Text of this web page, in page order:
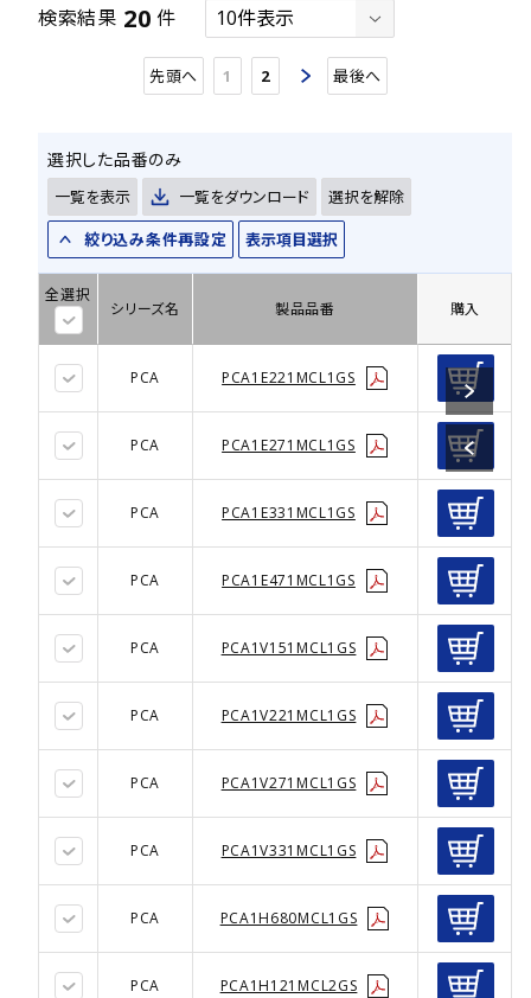
検索結果 20 件
先頭へ 1 2 最後へ
選択した品番のみ
一覧を表示 一覧をダウンロード
選択を解除
絞り込み条件再設定
表示項目選択
全選択
シリーズ名 製品品番 購入
PCA PCA1E221MCL1GS
PCA PCA1E271MCL1GS
PCA PCA1E331MCL1GS
PCA PCA1E471MCL1GS
PCA PCA1V151MCL1GS
PCA PCA1V221MCL1GS
PCA PCA1V271MCL1GS
PCA PCA1V331MCL1GS
PCA PCA1H680MCL1GS
PCA PCA1H121MCL2GS